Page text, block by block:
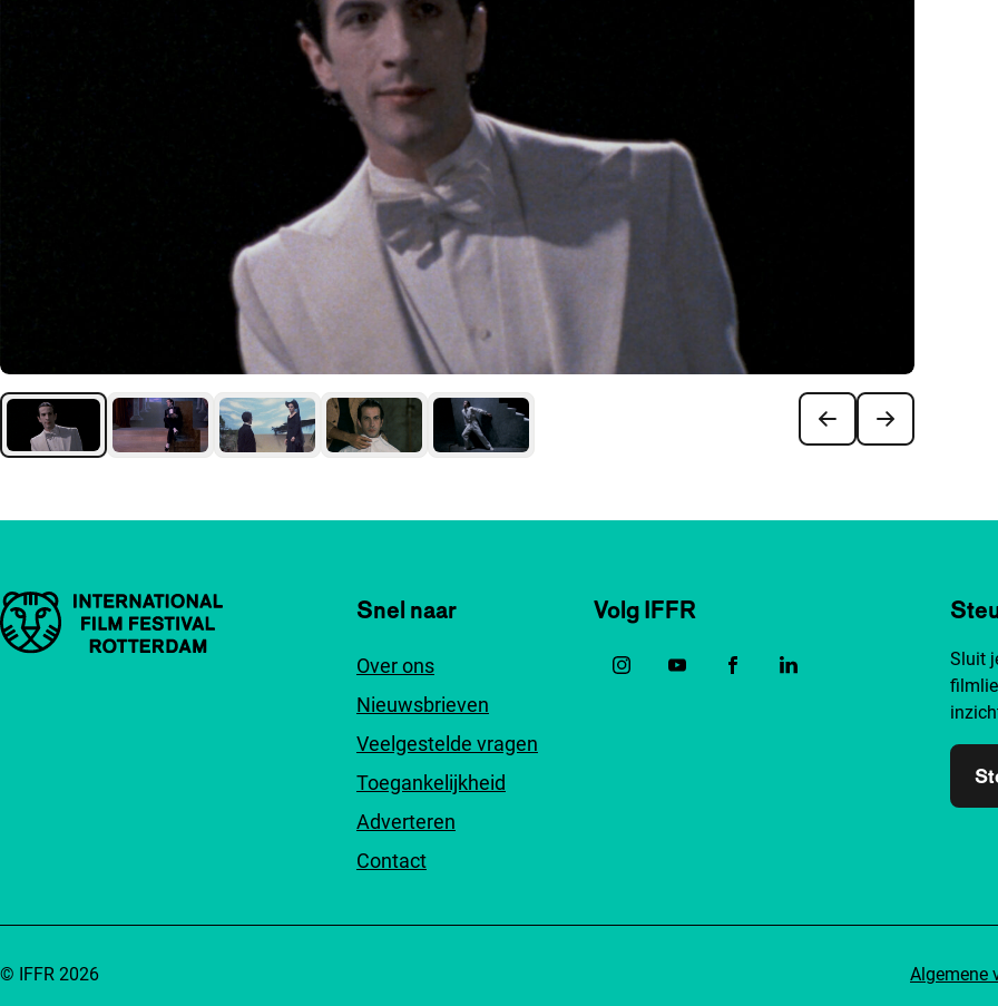
Belangrijke links Snel naar
Over ons
Nieuwsbrieven
Veelgestelde vragen
Toegankelijkheid
Adverteren
Contact
Volg IFFR
Sluit
Algemene
© IFFR 2026